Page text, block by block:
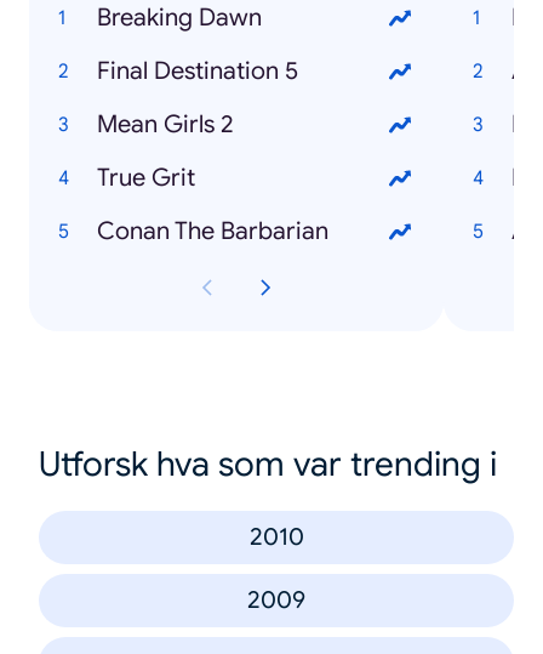
Breaking Dawn
Final Destination 5
Mean Girls 2
True Grit
Conan The Barbarian
Utforsk hva som var trending i
2010
2009